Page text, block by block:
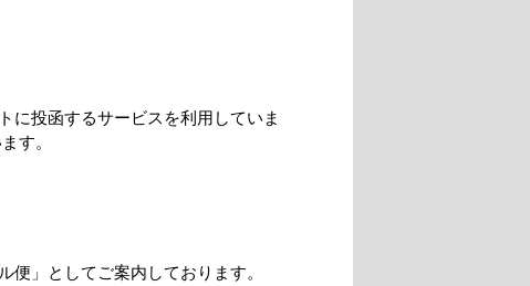
に投函するサービスを利用していま
す。
」としてご案内しております。